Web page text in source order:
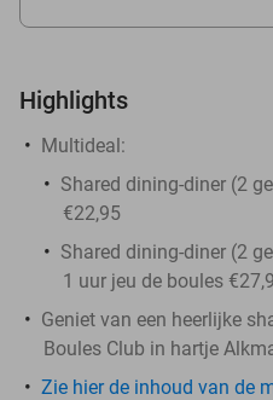
Highlights
Multideal:
Shared dining-diner (2
€22,95
Shared dining-diner (2
1 uur jeu de boules
Geniet van een heerlijke
Boules Club in hartje
Zie hier de inhoud van de